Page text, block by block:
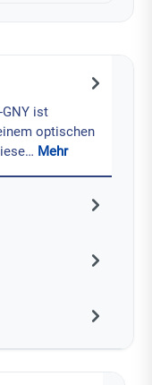
GNY ist
optischen
Mehr